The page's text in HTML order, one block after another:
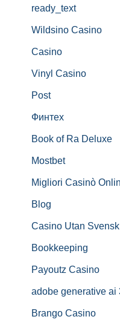
ready_text
Wildsino Casino
Casino
Vinyl Casino
Post
Финтех
Book of Ra Deluxe
Mostbet
Migliori Casinò
Blog
Casino Utan
Bookkeeping
Payoutz Casino
adobe generative ai
Brango Casino